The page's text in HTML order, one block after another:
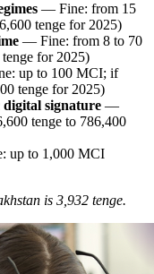
— Fine: from 15
tenge for 2025)
— Fine: from 8 to 70
for 2025)
up to 100 MCI; if
tenge for 2025)
digital signature —
tenge to 786,400
up to 1,000 MCI
is 3,932 tenge.